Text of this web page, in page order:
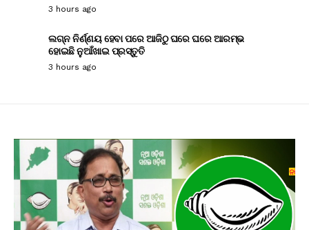
3 hours ago
ଲଗ୍ନ ନିର୍ଣ୍ଣୟ ହେବା ପରେ ଆଜିଠୁ ଘରେ ଘରେ ଆରମ୍ଭ
ହୋଇଛି ନୁଆଁଖାଇ ପ୍ରସ୍ତୁତି
3 hours ago